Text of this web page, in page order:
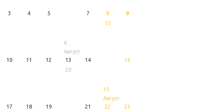
3 4 5
6
Август
7 8 9
10 11 12 13 14
15
15
Август
16
17 18 19
20
21 22 23